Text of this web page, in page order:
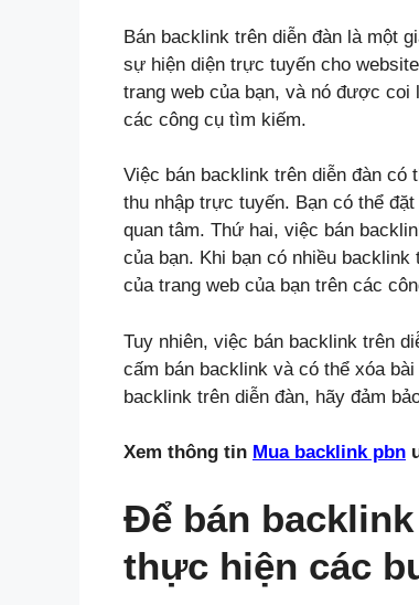
Bán backlink trên diễn đàn là một
sự hiện diện trực tuyến cho
trang web của bạn, và nó được coi
các công cụ tìm kiếm.
Việc bán backlink trên diễn đàn có
thu nhập trực tuyến. Bạn có thể
quan tâm. Thứ hai, việc bán
của bạn. Khi bạn có nhiều
của trang web của bạn trên các
Tuy nhiên, việc bán backlink trên
cấm bán backlink và có thể xóa
backlink trên diễn đàn, hãy đảm
Xem thông tin Mua backlink pbn
Để bán
thực hiện các